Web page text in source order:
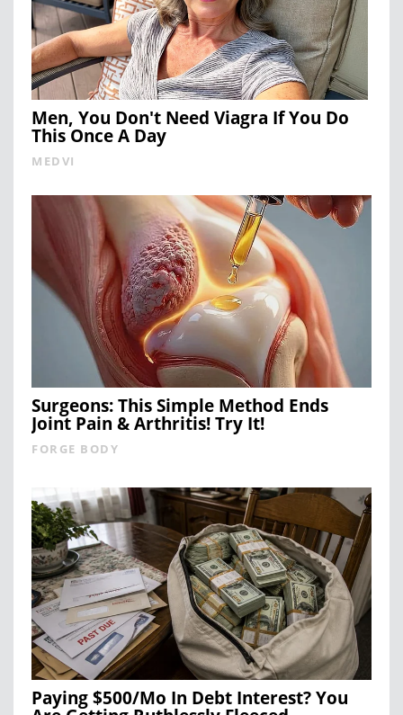
Men, You Don't Need Viagra If You Do
This Once A Day
MEDVI
Surgeons: This Simple Method Ends
Joint Pain & Arthritis! Try It!
FORGE BODY
Paying $500/Mo In Debt Interest? You